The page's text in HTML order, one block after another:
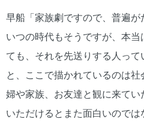
早船「家族劇ですので、普遍が
いつの時代もそうですが、本
ても、それを先送りする人っ
と、ここで描かれているのは
婦や家族、お友達と観に来て
いただけるとまた面白いのでは